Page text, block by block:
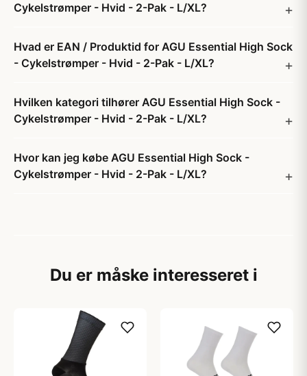
Cykelstrømper - Hvid - 2-Pak - L/XL?
Hvad er EAN / Produktid for AGU Essential High Sock
- Cykelstrømper - Hvid - 2-Pak - L/XL?
Hvilken kategori tilhører AGU Essential High Sock -
Cykelstrømper - Hvid - 2-Pak - L/XL?
Hvor kan jeg købe AGU Essential High Sock -
Cykelstrømper - Hvid - 2-Pak - L/XL?
Du er måske interesseret i